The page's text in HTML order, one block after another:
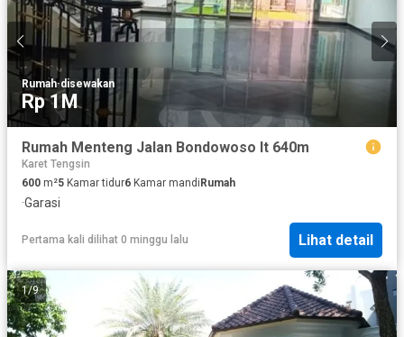
Rumah·disewakan
Rp 1M
Rumah Menteng Jalan Bondowoso lt 640m
Karet Tengsin
600 m²5 Kamar tidur6 Kamar mandi Rumah
·Garasi
Pertama kali dilihat 0 minggu lalu Lihat detail
1/9